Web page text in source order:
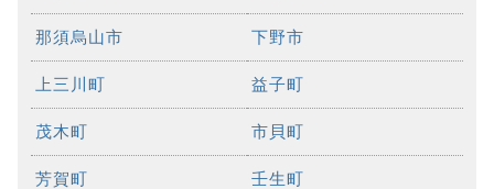
那須烏山市 下野市
上三川町 益子町
茂木町 市貝町
芳賀町 壬生町